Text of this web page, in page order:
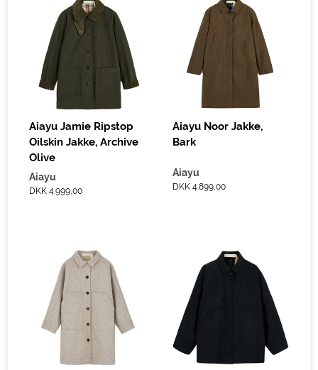
Aiayu Jamie Ripstop
Oilskin Jakke, Archive
Olive
Aiayu
DKK 4.999,00
Aiayu Noor Jakke,
Bark
Aiayu
DKK 4.899,00